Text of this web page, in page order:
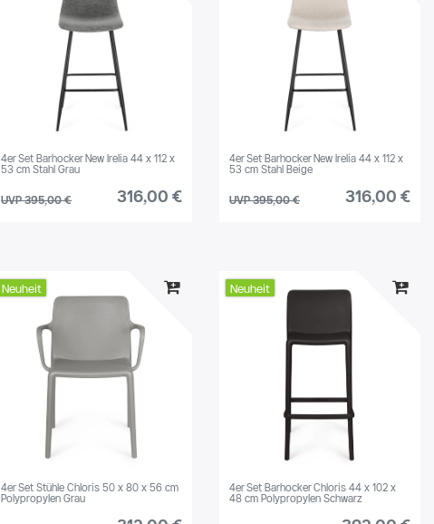
4er Set Barhocker New Irelia 44 x 112 x
53 cm Stahl Grau
UVP 395,00 € 316,00 €
4er Set Barhocker New Irelia 44 x 112 x
53 cm Stahl Beige
UVP 395,00 € 316,00 €
Neuheit
4er Set Stühle Chloris 50 x 80 x 56 cm
Polypropylen Grau
Neuheit
4er Set Barhocker Chloris 44 x 102 x
48 cm Polypropylen Schwarz